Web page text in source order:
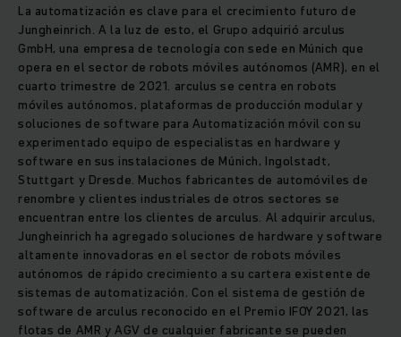
La automatización es clave para el crecimiento futuro de
Jungheinrich. A la luz de esto, el Grupo adquirió arculus
GmbH, una empresa de tecnología con sede en Múnich que
opera en el sector de robots móviles autónomos (AMR), en el
cuarto trimestre de 2021. arculus se centra en robots
móviles autónomos, plataformas de producción modular y
soluciones de software para Automatización móvil con su
experimentado equipo de especialistas en hardware y
software en sus instalaciones de Múnich, Ingolstadt,
Stuttgart y Dresde. Muchos fabricantes de automóviles de
renombre y clientes industriales de otros sectores se
encuentran entre los clientes de arculus. Al adquirir arculus,
Jungheinrich ha agregado soluciones de hardware y software
altamente innovadoras en el sector de robots móviles
autónomos de rápido crecimiento a su cartera existente de
sistemas de automatización. Con el sistema de gestión de
software de arculus reconocido en el Premio IFOY 2021, las
flotas de AMR y AGV de cualquier fabricante se pueden